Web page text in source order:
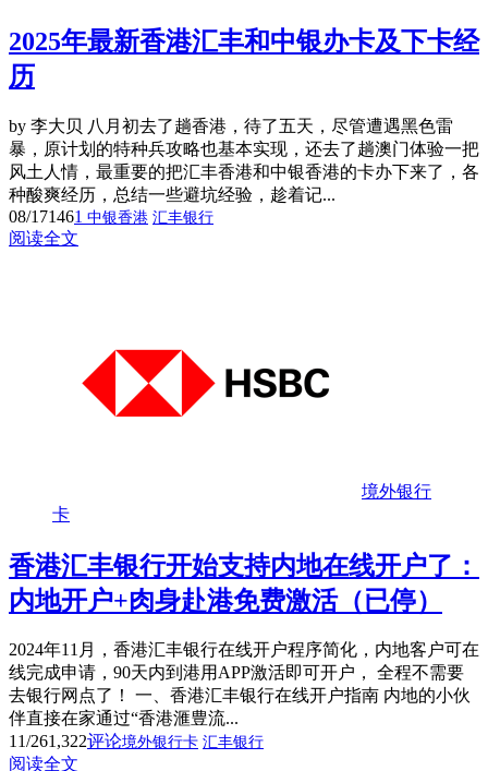
2025年最新香港汇丰和中银办卡及下卡经
历
by 李大贝 八月初去了趟香港，待了五天，尽管遭遇黑色雷
暴，原计划的特种兵攻略也基本实现，还去了趟澳门体验一把
风土人情，最重要的把汇丰香港和中银香港的卡办下来了，各
种酸爽经历，总结一些避坑经验，趁着记...
08/171461 中银香港 汇丰银行
阅读全文
境外银行
卡
香港汇丰银行开始支持内地在线开户了：
内地开户+肉身赴港免费激活（已停）
2024年11月，香港汇丰银行在线开户程序简化，内地客户可在
线完成申请，90天内到港用APP激活即可开户， 全程不需要
去银行网点了！ 一、香港汇丰银行在线开户指南 内地的小伙
伴直接在家通过“香港滙豊流...
11/261,322评论境外银行卡 汇丰银行
阅读全文